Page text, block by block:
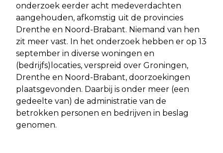
onderzoek eerder acht medeverdachten
aangehouden, afkomstig uit de provincies
Drenthe en Noord-Brabant. Niemand van hen
zit meer vast. In het onderzoek hebben er op 13
september in diverse woningen en
(bedrijfs)locaties, verspreid over Groningen,
Drenthe en Noord-Brabant, doorzoekingen
plaatsgevonden. Daarbij is onder meer (een
gedeelte van) de administratie van de
betrokken personen en bedrijven in beslag
genomen.